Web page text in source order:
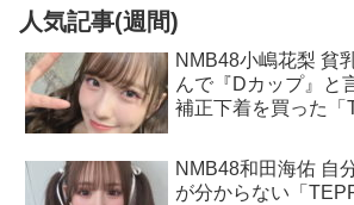
人気記事(週間)
NMB48小嶋花梨 貧
んで『Dカップ』と
補正下着を買った「
NMB48和田海佑 自
が分からない「